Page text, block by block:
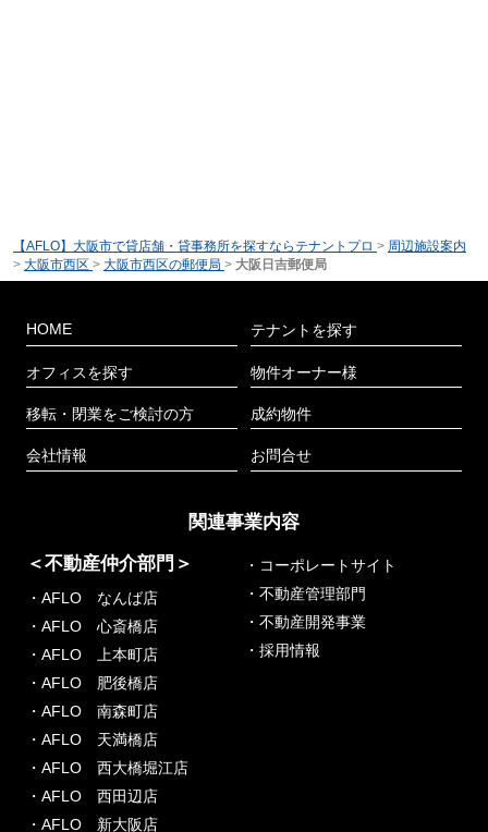
【AFLO】大阪市で貸店舗・貸事務所を探すならテナントプロ > 周辺施設案内
> 大阪市西区 > 大阪市西区の郵便局 > 大阪日吉郵便局
HOME
オフィスを探す
移転・閉業をご検討の方
会社情報
テナントを探す
物件オーナー様
成約物件
お問合せ
関連事業内容
＜不動産仲介部門＞
・AFLO なんば店
・AFLO 心斎橋店
・AFLO 上本町店
・AFLO 肥後橋店
・AFLO 南森町店
・AFLO 天満橋店
・AFLO 西大橋堀江店
・AFLO 西田辺店
・AFLO 新大阪店
・コーポレートサイト
・不動産管理部門
・不動産開発事業
・採用情報